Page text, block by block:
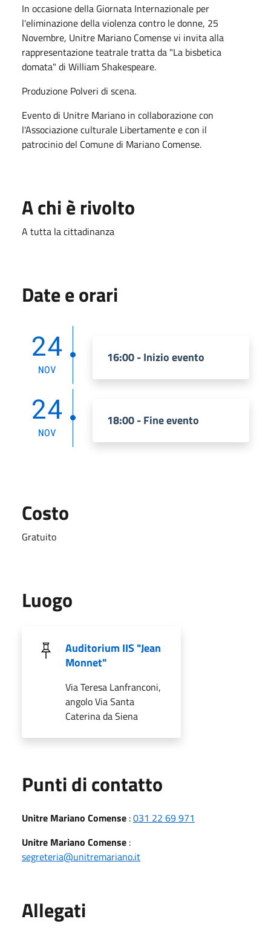
In occasione della Giornata Internazionale per
l'eliminazione della violenza contro le donne, 25
Novembre, Unitre Mariano Comense vi invita alla
rappresentazione teatrale tratta da "La bisbetica
domata" di William Shakespeare.
Produzione Polveri di scena.
Evento di Unitre Mariano in collaborazione con
l'Associazione culturale Libertamente e con il
patrocinio del Comune di Mariano Comense.
A chi è rivolto
A tutta la cittadinanza
Date e orari
24
NOV
16:00 - Inizio evento
24
NOV
18:00 - Fine evento
Costo
Gratuito
Luogo
Auditorium IIS "Jean
Monnet"
Via Teresa Lanfranconi,
angolo Via Santa
Caterina da Siena
Punti di contatto
Unitre Mariano Comense :031 22 69 971
Unitre Mariano Comense :
segreteria@unitremariano.it
Allegati